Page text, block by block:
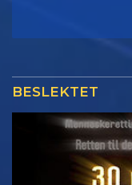
BESLEKTET